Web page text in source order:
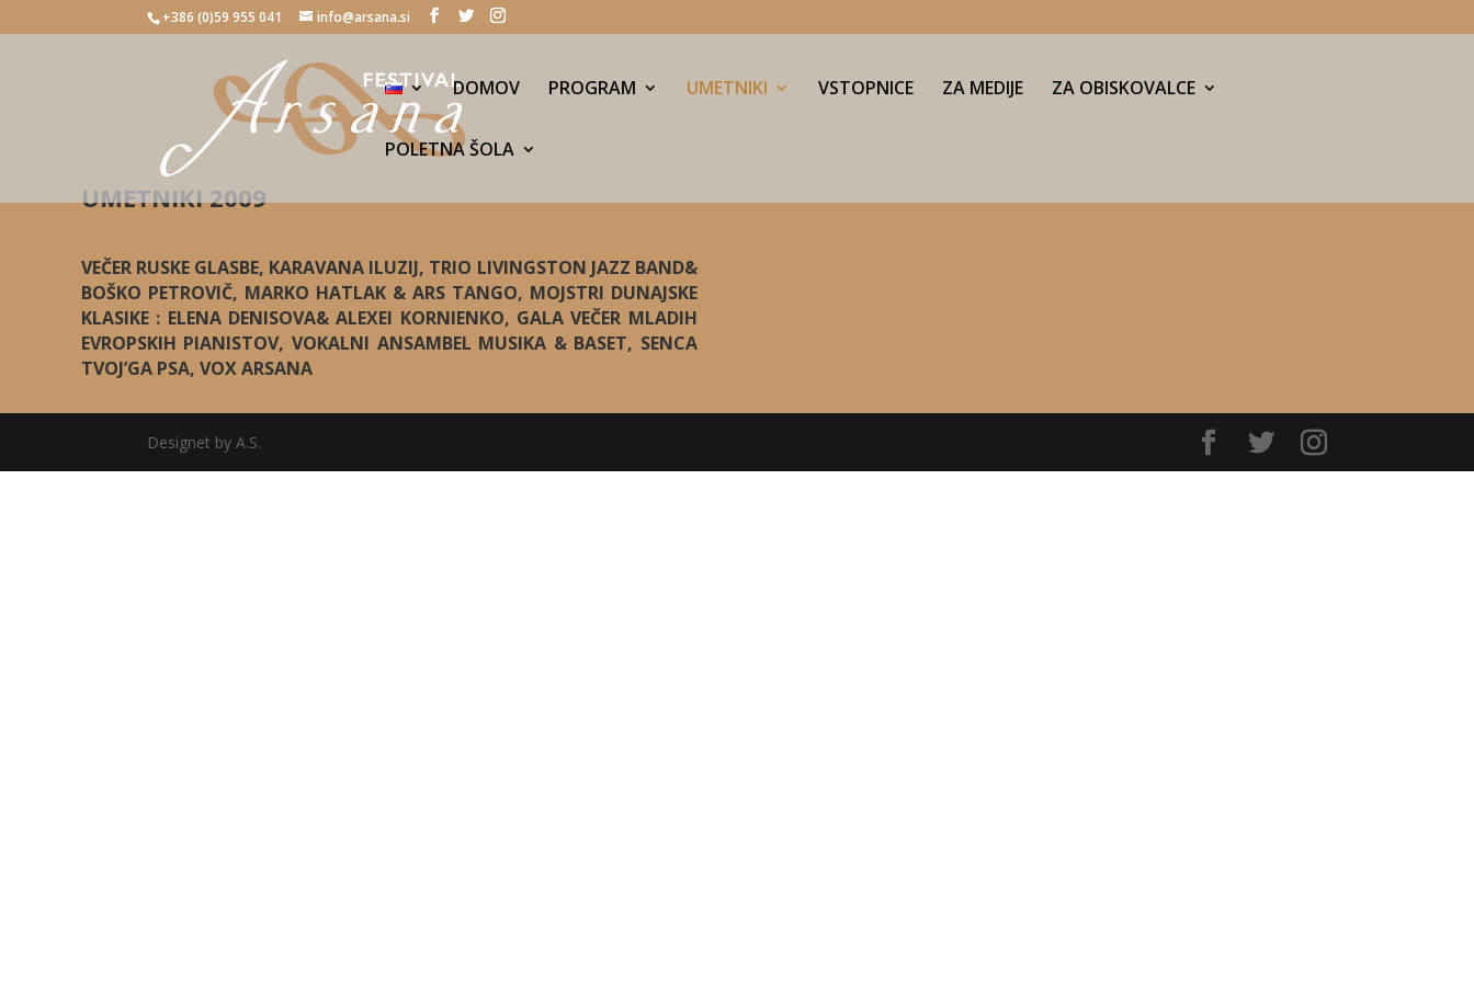
+386 (0)59 955 041 info@arsana.si
DOMOV PROGRAM UMETNIKI VSTOPNICE ZA MEDIJE ZA OBISKOVALCE
POLETNA ŠOLA
UMETNIKI 2009
VEČER RUSKE GLASBE, KARAVANA ILUZIJ, TRIO LIVINGSTON JAZZ BAND&
BOŠKO PETROVIČ, MARKO HATLAK & ARS TANGO, MOJSTRI DUNAJSKE
KLASIKE : ELENA DENISOVA& ALEXEI KORNIENKO, GALA VEČER MLADIH
EVROPSKIH PIANISTOV, VOKALNI ANSAMBEL MUSIKA & BASET, SENCA
TVOJ’GA PSA, VOX ARSANA
Designet by A.S.